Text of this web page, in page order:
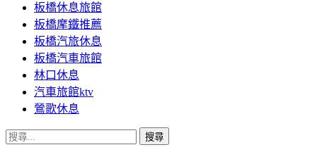
板橋休息旅館
板橋摩鐵推薦
板橋汽旅休息
板橋汽車旅館
林口休息
汽車旅館ktv
鶯歌休息
搜